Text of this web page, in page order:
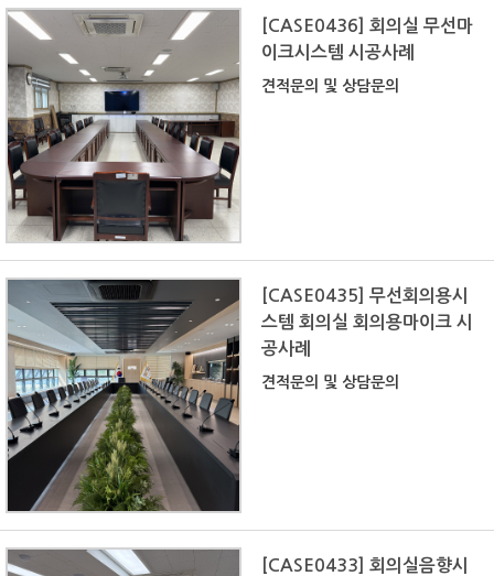
[CASE0436] 회의실 무선마
이크시스템 시공사례
견적문의 및 상담문의
[CASE0435] 무선회의용시
스템 회의실 회의용마이크 시
공사례
견적문의 및 상담문의
[CASE0433] 회의실음향시